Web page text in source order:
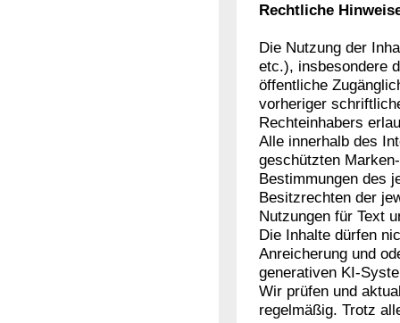
Rechtliche
Die Nutzung der
etc.), insbesondere
öffentliche
vorheriger
Rechteinhabers
Alle innerhalb des
geschützten
Bestimmungen des
Besitzrechten der
Nutzungen für Text
Die Inhalte dürfen
Anreicherung und
generativen KI-
Wir prüfen und
regelmäßig. Trotz